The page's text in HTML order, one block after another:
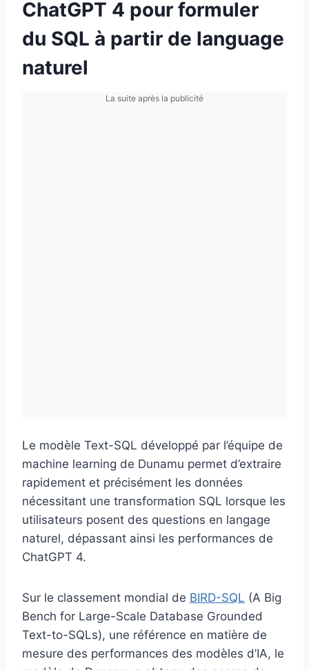
ChatGPT 4 pour formuler
du SQL à partir de language
naturel
La suite après la publicité
Le modèle Text-SQL développé par l’équipe de
machine learning de Dunamu permet d’extraire
rapidement et précisément les données
nécessitant une transformation SQL lorsque les
utilisateurs posent des questions en langage
naturel, dépassant ainsi les performances de
ChatGPT 4.
Sur le classement mondial de BIRD-SQL (A Big
Bench for Large-Scale Database Grounded
Text-to-SQLs), une référence en matière de
mesure des performances des modèles d’IA, le